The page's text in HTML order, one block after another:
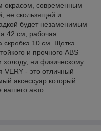
окрасом, современным
не скользящей и
будет незаменимым
42 см, рабочая
скребка 10 см. Щетка
и прочного ABS
холоду, ни физическому
VERY - это отличный
аксессуар который
вашего авто.